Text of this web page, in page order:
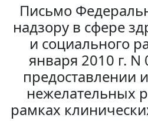
Письмо
надзору в сфере
и социального
января 2010 г.
предоставлении
нежелательных
рамках